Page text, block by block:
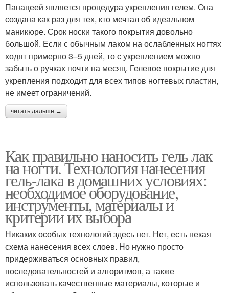
Панацеей является процедура укрепления гелем. Она
создана как раз для тех, кто мечтал об идеальном
маникюре. Срок носки такого покрытия довольно
большой. Если с обычным лаком на ослабленных ногтях
ходят примерно 3–5 дней, то с укреплением можно
забыть о ручках почти на месяц. Гелевое покрытие для
укрепления подходит для всех типов ногтевых пластин,
не имеет ограничений.
читать дальше →
Как правильно наносить гель лак
на ногти. Технология нанесения
гель-лака в домашних условиях:
необходимое оборудование,
инструменты, материалы и
критерии их выбора
Никаких особых технологий здесь нет. Нет, есть некая
схема нанесения всех слоев. Но нужно просто
придерживаться основных правил,
последовательностей и алгоритмов, а также
использовать качественные материалы, которые и